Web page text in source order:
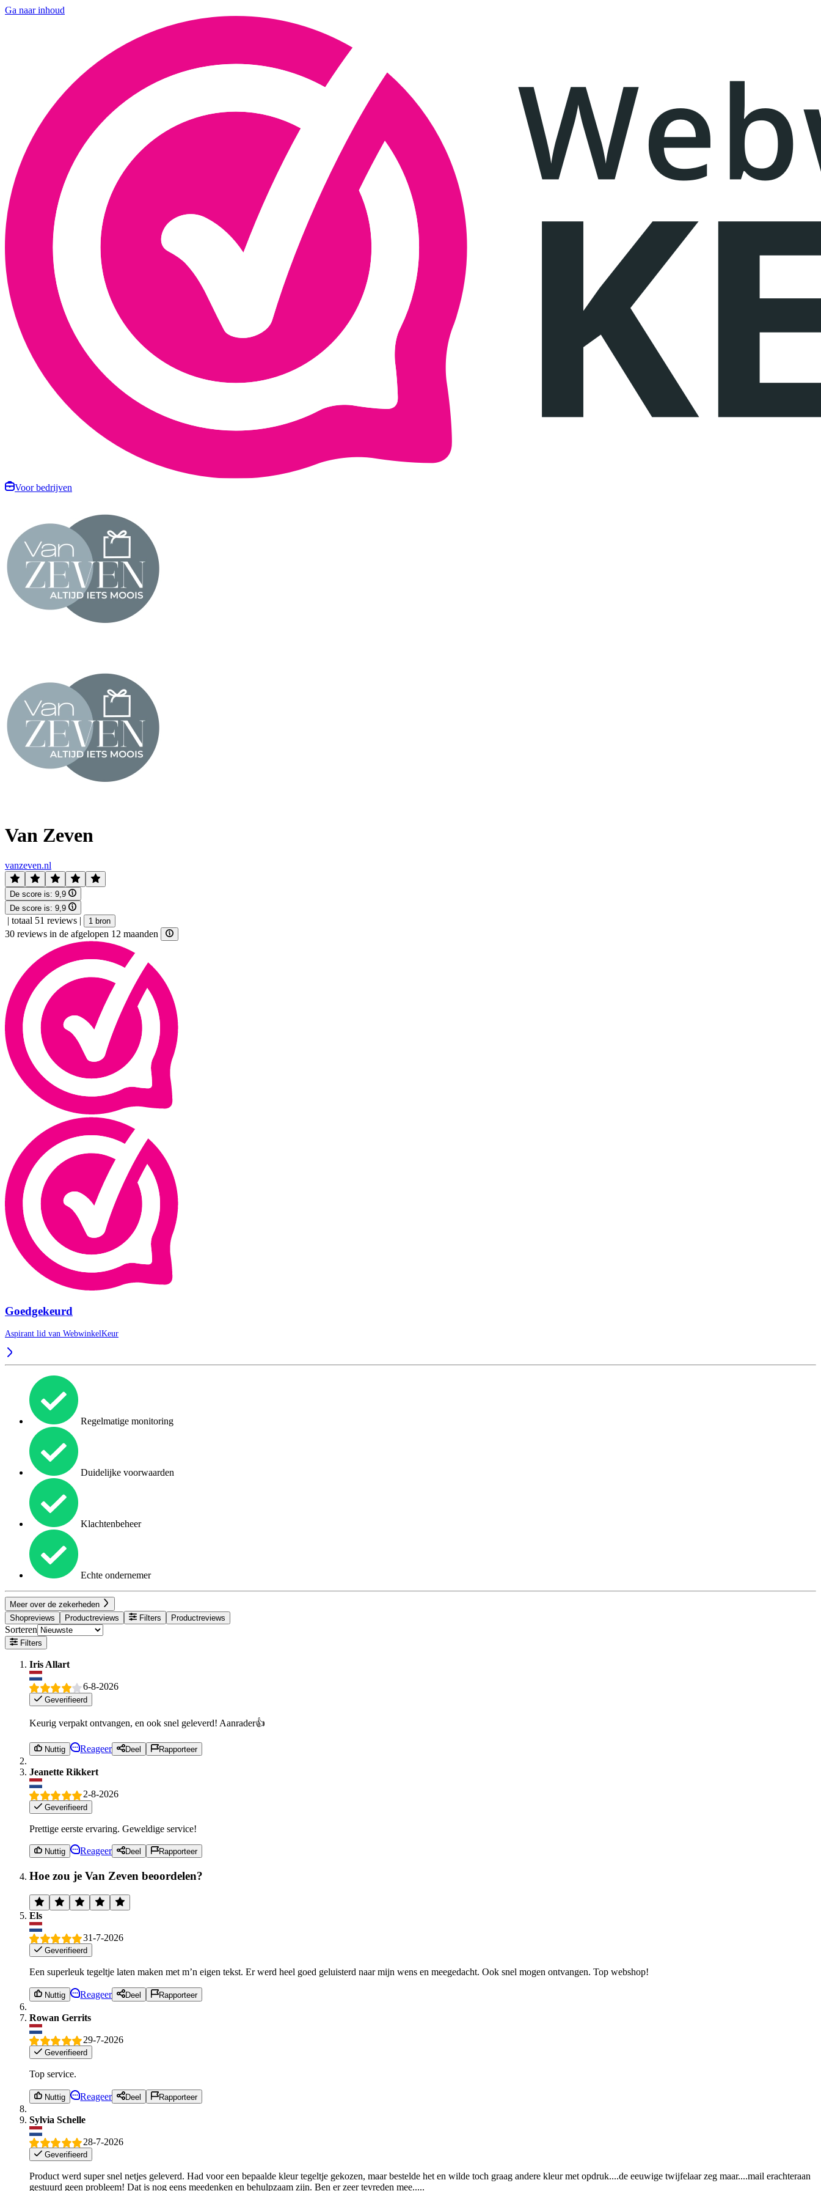
Ga naar inhoud
Voor bedrijven
Van Zeven
vanzeven.nl
De score is: 9,9
De score is: 9,9
| totaal 51 reviews | 1 bron
30 reviews in de afgelopen 12 maanden
Goedgekeurd
Aspirant lid van WebwinkelKeur
Regelmatige monitoring
Duidelijke voorwaarden
Klachtenbeheer
Echte ondernemer
Meer over de zekerheden
Shopreviews
Productreviews Filters Productreviews
Sorteren
Filters
Iris Allart
6-8-2026
Geverifieerd
Keurig verpakt ontvangen, en ook snel geleverd! Aanrader👍
Nuttig Reageer Deel Rapporteer
Jeanette Rikkert
2-8-2026
Geverifieerd
Prettige eerste ervaring. Geweldige service!
Nuttig Reageer Deel Rapporteer
Hoe zou je Van Zeven beoordelen?
Els
31-7-2026
Geverifieerd
Een superleuk tegeltje laten maken met m’n eigen tekst. Er werd heel goed geluisterd naar mijn wens en meegedacht. Ook snel mogen ontvangen. Top webshop!
Nuttig Reageer Deel Rapporteer
Rowan Gerrits
29-7-2026
Geverifieerd
Top service.
Nuttig Reageer Deel Rapporteer
Sylvia Schelle
28-7-2026
Geverifieerd
Product werd super snel netjes geleverd. Had voor een bepaalde kleur tegeltje gekozen, maar bestelde het en wilde toch graag andere kleur met opdruk....de eeuwige twijfelaar zeg maar....mail erachteraan
gestuurd geen probleem! Dat is nog eens meedenken en behulpzaam zijn. Ben er zeer tevreden mee.....